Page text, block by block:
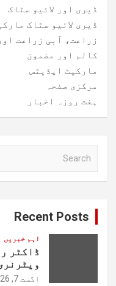
ڈیری اور لائیو سٹاک
ڈیری لائیو سٹاک
زراعت، آبی زراعت
کالم اور مضمون
مارکیٹ اپڈیٹس
مرکزی صفحہ
ہفت روزہ اخبار
Recent Posts
اہم خبریں
ڈاکٹر
اگست 7, 2026